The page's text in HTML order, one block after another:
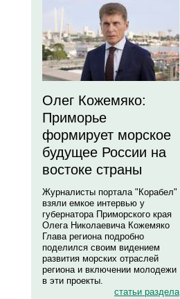
Олег Кожемяко:
Приморье
формирует морское
будущее России на
востоке страны
Журналисты портала "Корабел"
взяли емкое интервью у
губернатора Приморского края
Олега Николаевича Кожемяко
Глава региона подробно
поделился своим видением
развития морских отраслей
региона и включении молодежи
в эти проекты.
статьи раздела